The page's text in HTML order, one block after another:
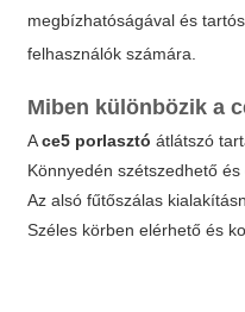
megbízhatóságával és
felhasználók számára.
Miben különbözik a
Ace5 porlasztó átlátszó
Könnyedén szétszedhető
Az alsó fűtőszálas
Széles körben elérhető és